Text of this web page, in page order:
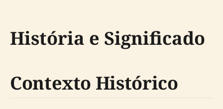
História e Significado
Contexto Histórico